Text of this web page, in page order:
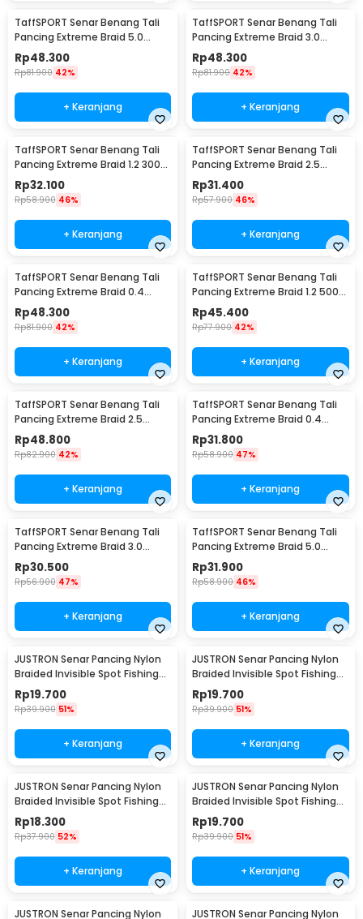
TaffSPORT Senar Benang Tali
Pancing Extreme Braid 5.0
500M - FM-PEL
Rp48.300
Rp81.900 42%
+ Keranjang
TaffSPORT Senar Benang Tali
Pancing Extreme Braid 3.0
500M - FM-PEL
Rp48.300
Rp81.900 42%
+ Keranjang
TaffSPORT Senar Benang Tali
Pancing Extreme Braid 1.2 300M
- FM-PEL
Rp32.100
Rp58.900 46%
+ Keranjang
TaffSPORT Senar Benang Tali
Pancing Extreme Braid 2.5
300M - FM-PEL
Rp31.400
Rp57.900 46%
+ Keranjang
TaffSPORT Senar Benang Tali
Pancing Extreme Braid 0.4
500M - FM-PEL
Rp48.300
Rp81.900 42%
+ Keranjang
TaffSPORT Senar Benang Tali
Pancing Extreme Braid 1.2 500M
- FM-PEL
Rp45.400
Rp77.900 42%
+ Keranjang
TaffSPORT Senar Benang Tali
Pancing Extreme Braid 2.5
500M - FM-PEL
Rp48.800
Rp82.900 42%
+ Keranjang
TaffSPORT Senar Benang Tali
Pancing Extreme Braid 0.4
300M - FM-PEL
Rp31.800
Rp58.900 47%
+ Keranjang
TaffSPORT Senar Benang Tali
Pancing Extreme Braid 3.0
300M - FM-PEL
Rp30.500
Rp56.900 47%
+ Keranjang
TaffSPORT Senar Benang Tali
Pancing Extreme Braid 5.0
300M - FM-PEL
Rp31.900
Rp58.900 46%
+ Keranjang
JUSTRON Senar Pancing Nylon
Braided Invisible Spot Fishing
Line 500M 0.6 - DPLS
Rp19.700
Rp39.900 51%
+ Keranjang
JUSTRON Senar Pancing Nylon
Braided Invisible Spot Fishing
Line 500M 0.4 - DPLS
Rp19.700
Rp39.900 51%
+ Keranjang
JUSTRON Senar Pancing Nylon
Braided Invisible Spot Fishing
Line 500M 1.2 - DPLS
Rp18.300
Rp37.900 52%
+ Keranjang
JUSTRON Senar Pancing Nylon
Braided Invisible Spot Fishing
Line 500M 1.0 - DPLS
Rp19.700
Rp39.900 51%
+ Keranjang
JUSTRON Senar Pancing Nylon
JUSTRON Senar Pancing Nylon